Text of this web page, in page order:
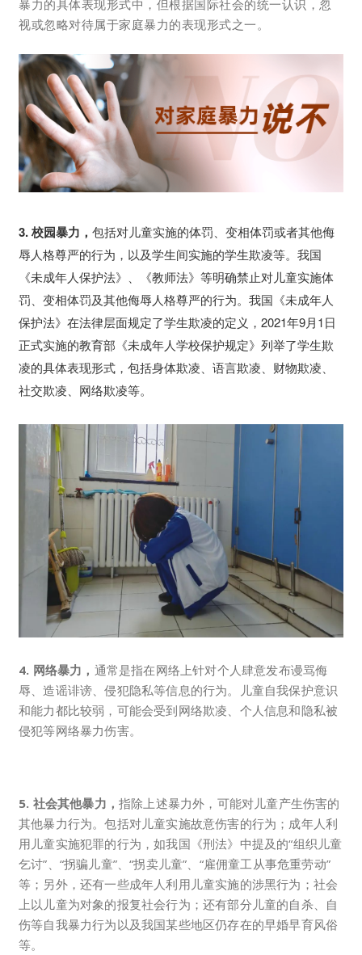
暴力的具体表现形式中，但根据国际社会的统一认识，忽
视或忽略对待属于家庭暴力的表现形式之一。
3. 校园暴力， 包括对儿童实施的体罚、变相体罚或者其他侮
辱人格尊严的行为，以及学生间实施的学生欺凌等。我国
《未成年人保护法》、《教师法》等明确禁止对儿童实施体
罚、变相体罚及其他侮辱人格尊严的行为。我国《未成年人
保护法》在法律层面规定了学生欺凌的定义，2021年9月1日
正式实施的教育部《未成年人学校保护规定》列举了学生欺
凌的具体表现形式，包括身体欺凌、语言欺凌、财物欺凌、
社交欺凌、网络欺凌等。
4. 网络暴力， 通常是指在网络上针对个人肆意发布谩骂侮
辱、造谣诽谤、侵犯隐私等信息的行为。儿童自我保护意识
和能力都比较弱，可能会受到网络欺凌、个人信息和隐私被
侵犯等网络暴力伤害。
5. 社会其他暴力， 指除上述暴力外，可能对儿童产生伤害的
其他暴力行为。包括对儿童实施故意伤害的行为；成年人利
用儿童实施犯罪的行为，如我国《刑法》中提及的“组织儿童
乞讨”、“拐骗儿童”、“拐卖儿童”、“雇佣童工从事危重劳动”
等；另外，还有一些成年人利用儿童实施的涉黑行为；社会
上以儿童为对象的报复社会行为；还有部分儿童的自杀、自
伤等自我暴力行为以及我国某些地区仍存在的早婚早育风俗
等。